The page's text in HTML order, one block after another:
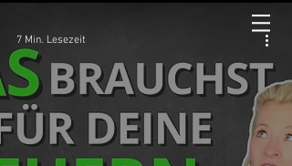
7 Min. Lesezeit